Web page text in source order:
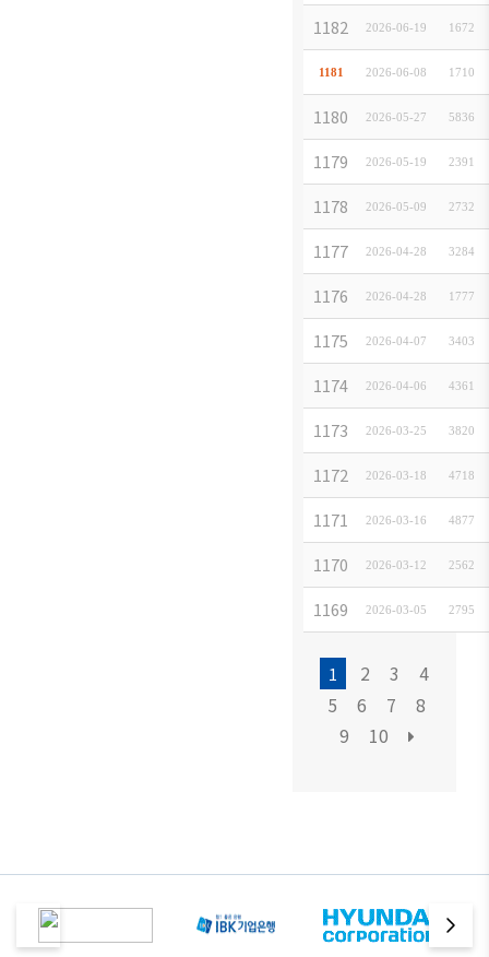
1182 [イベント
2026-06-19 1672
1181 [イベント 「
2026-06-08 1710
1180 [お知らせ
2026-05-27 5836
1179 [イベント
2026-05-19 2391
1178 [イベント
2026-05-09 2732
1177 [お知らせ
2026-04-28 3284
1176 [お知らせ '26
2026-04-28 1777
1175 [お知らせ ｢복
2026-04-07 3403
1174 [お知らせ 제58
2026-04-06 4361
1173 [お知らせ
2026-03-25 3820
1172 [イベント 第
2026-03-18 4718
1171 [イベント
2026-03-16 4877
1170 [お知らせ ‘AI
2026-03-12 2562
1169 [お知らせ
2026-03-05 2795
1 2 3
4
5
6 7
8
9
10